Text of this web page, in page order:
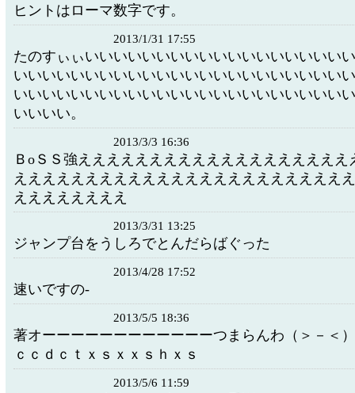
ヒントはローマ数字です。
2013/1/31 17:55
たのすぃぃいいいいいいいいいいいいいいいいいい
いいいいいいいいいいいいいいいいいいいいいいい
いいいいいいいいいいいいいいいいいいいいいいい
いいいい。
2013/3/3 16:36
ＢoＳＳ強えええええええええええええええええええ
えええええええええええええええええええええええ
ええええええええ
2013/3/31 13:25
ジャンプ台をうしろでとんだらばぐった
2013/4/28 17:52
速いですの-
2013/5/5 18:36
著オーーーーーーーーーーーーつまらんわ（＞－＜
ｃｃｄｃｔｘｓｘｘｓｈｘｓ
2013/5/6 11:59